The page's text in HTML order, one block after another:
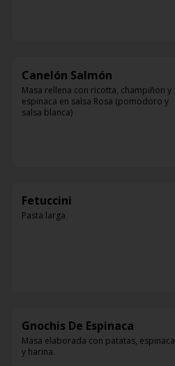
Canelón Salmón
Masa rellena con ricotta, champiñon y
espinaca en salsa Rosa (pomodoro y
salsa blanca)
Fetuccini
Pasta larga
Gnochis De Espinaca
Masa elaborada con patatas, espinaca
y harina.